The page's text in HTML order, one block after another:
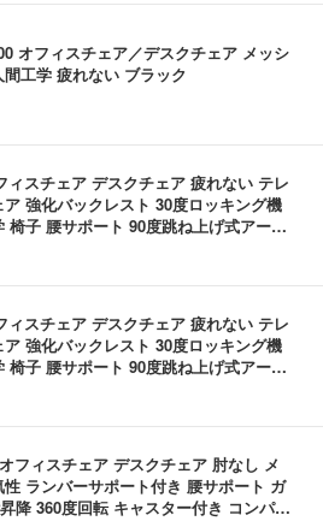
オフィスチェア／デスクチェア メッシ
間工学 疲れない ブラック
スチェア デスクチェア 疲れない テレ
ア 強化バックレスト 30度ロッキング機
椅子 腰サポート 90度跳ね上げ式アーム
ア 通気性メッシュ ゲーミング/勉強/事
パソコンチェア (ブラック)
スチェア デスクチェア 疲れない テレ
ア 強化バックレスト 30度ロッキング機
椅子 腰サポート 90度跳ね上げ式アーム
ア 通気性メッシュ ゲーミング/勉強/事
パソコンチェア (ホワイト)
フィスチェア デスクチェア 肘なし メ
性 ランバーサポート付き 腰サポート ガ
降 360度回転 キャスター付き コンパク